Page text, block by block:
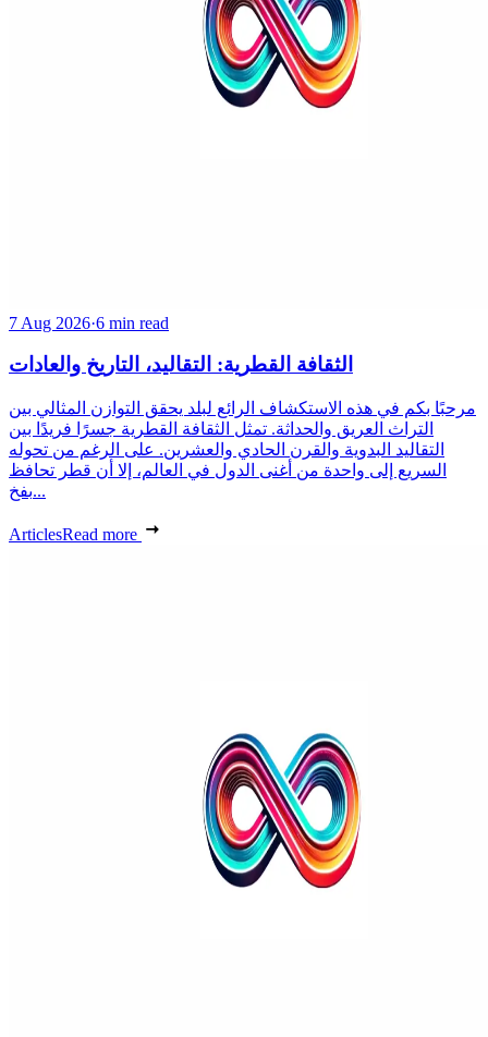
7 Aug 2026·6 min read
الثقافة القطرية: التقاليد، التاريخ والعادات
مرحبًا بكم في هذه الاستكشاف الرائع لبلد يحقق التوازن المثالي بين
التراث العريق والحداثة. تمثل الثقافة القطرية جسرًا فريدًا بين
التقاليد البدوية والقرن الحادي والعشرين. على الرغم من تحوله
السريع إلى واحدة من أغنى الدول في العالم، إلا أن قطر تحافظ
بفخ...
ArticlesRead more